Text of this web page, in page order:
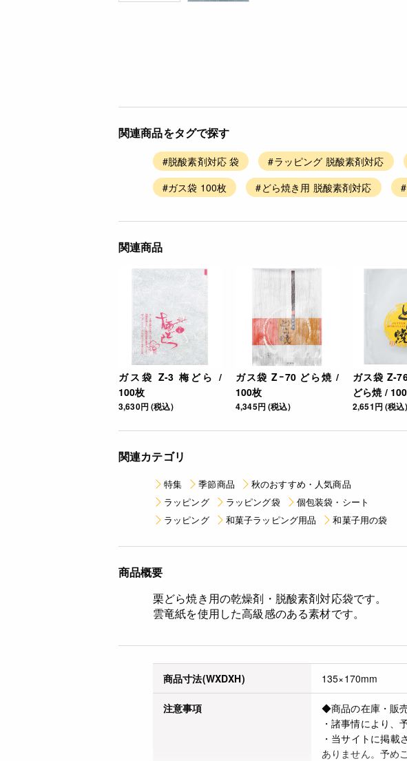
関連商品をタグで探す
#脱酸素剤対応 袋 #ラッピング 脱酸素剤対応
#ガス袋 100枚
#どら焼き用 脱酸素剤対応
関連商品
ガス袋 Z-3 梅どら /
100枚
3,630円 (税込)
ガス袋 Zｰ70 どら焼 /
100枚
4,345円 (税込)
ガス袋 Z-
どら焼 /
2,651円 (税込)
関連カテゴリ
特集 季節商品
秋のおすすめ・人気商品
ラッピング
ラッピング袋
個包装袋・シート
ラッピング
和菓子ラッピング用品 和菓子用の袋
商品概要
栗どら焼き用の乾燥剤・脱酸素剤対応袋です。
雲竜紙を使用した高級感のある素材です。
商品寸法(WXDXH) 135×170mm
注意事項
◆商品の在庫・販
・諸事情により、
・当サイトに掲
ありません。予め